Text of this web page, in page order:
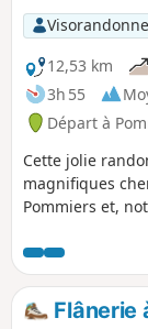
12,53 km
3h 55
Départ à
Cette jolie
magnifiques
Pommiers et,
également le
douves, sa tour
bâtiment
Flânerie